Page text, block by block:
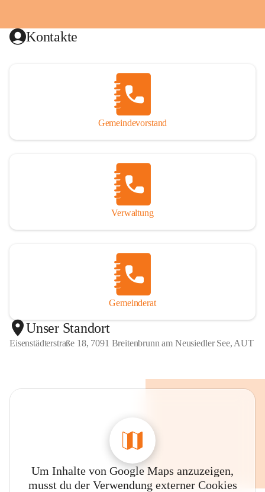
Kontakte
Gemeindevorstand
Verwaltung
Gemeinderat
Unser Standort
Eisenstädterstraße 18, 7091 Breitenbrunn am Neusiedler See, AUT
Um Inhalte von Google Maps anzuzeigen,
musst du der Verwendung externer Cookies